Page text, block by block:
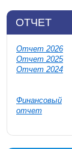
ОТЧЕТ
Отчет 2026
Отчет 2025
Отчет 2024
Финансовый
отчет